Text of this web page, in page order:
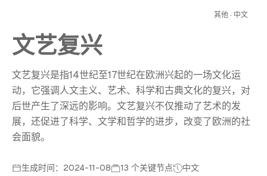
其他 · 中文
文艺复兴
文艺复兴是指14世纪至17世纪在欧洲兴起的一场文化运
动，它强调人文主义、艺术、科学和古典文化的复兴，对
后世产生了深远的影响。文艺复兴不仅推动了艺术的发
展，还促进了科学、文学和哲学的进步，改变了欧洲的社
会面貌。
生成时间：2024-11-08 13 个关键节点 中文